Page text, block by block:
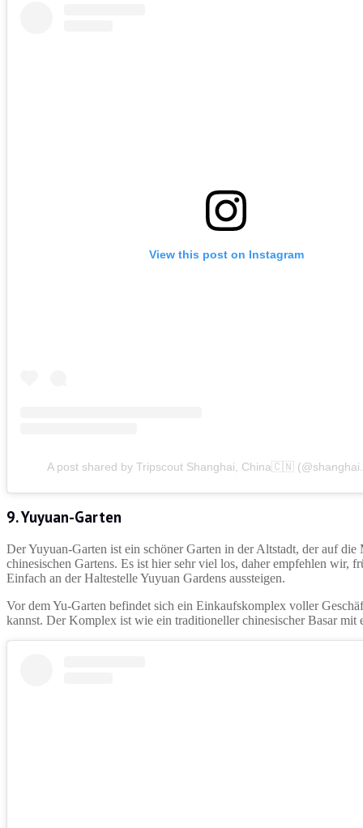
View this post on Instagram
A post shared by Tripscout Shanghai, China🇨🇳
9. Yuyuan-Garten
Der Yuyuan-Garten ist ein schöner Garten in der Altstadt, der auf
chinesischen Gartens. Es ist hier sehr viel los, daher empfehlen wir,
Einfach an der Haltestelle Yuyuan Gardens aussteigen.
Vor dem Yu-Garten befindet sich ein Einkaufskomplex voller
kannst. Der Komplex ist wie ein traditioneller chinesischer Basar mit